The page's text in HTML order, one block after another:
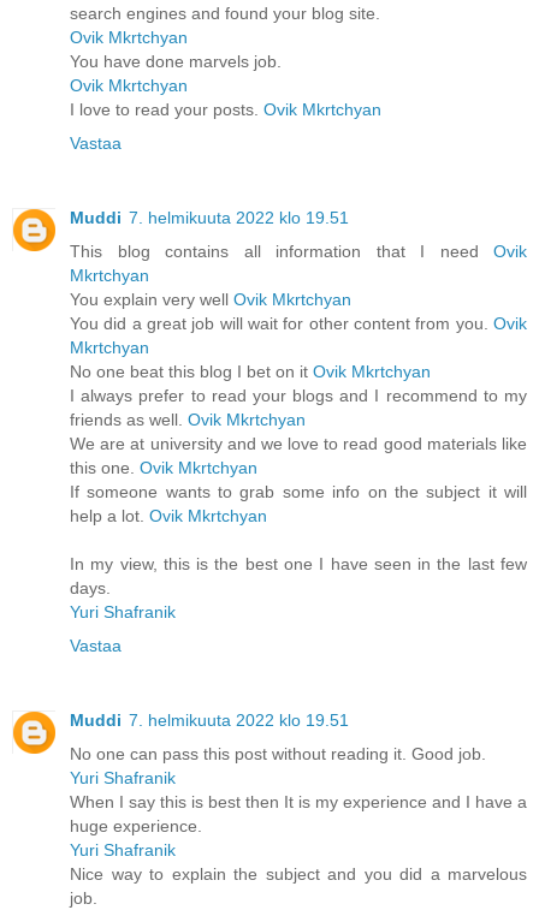
search engines and found your blog site.
Ovik Mkrtchyan
You have done marvels job.
Ovik Mkrtchyan
I love to read your posts. Ovik Mkrtchyan
Vastaa
Muddi 7. helmikuuta 2022 klo 19.51
This blog contains all information that I need Ovik
Mkrtchyan
You explain very well Ovik Mkrtchyan
You did a great job will wait for other content from you. Ovik
Mkrtchyan
No one beat this blog I bet on it Ovik Mkrtchyan
I always prefer to read your blogs and I recommend to my
friends as well. Ovik Mkrtchyan
We are at university and we love to read good materials like
this one. Ovik Mkrtchyan
If someone wants to grab some info on the subject it will
help a lot. Ovik Mkrtchyan
In my view, this is the best one I have seen in the last few
days.
Yuri Shafranik
Vastaa
Muddi 7. helmikuuta 2022 klo 19.51
No one can pass this post without reading it. Good job.
Yuri Shafranik
When I say this is best then It is my experience and I have a
huge experience.
Yuri Shafranik
Nice way to explain the subject and you did a marvelous
job.